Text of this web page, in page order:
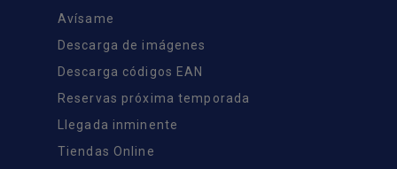
Avísame
Descarga de imágenes
Descarga códigos EAN
Reservas próxima temporada
Llegada inminente
Tiendas Online